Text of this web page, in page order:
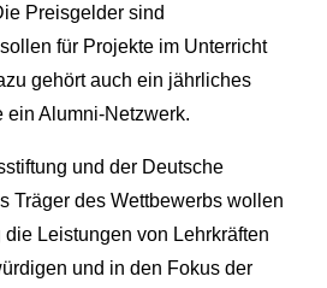
Preisgelder sind
für Projekte im Unterricht
gehört auch ein jährliches
ein Alumni-Netzwerk.
und der Deutsche
Träger des Wettbewerbs wollen
Leistungen von Lehrkräften
und in den Fokus der